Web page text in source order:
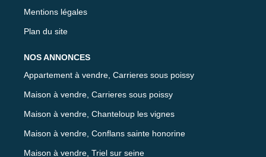
Mentions légales
Plan du site
NOS ANNONCES
Appartement à vendre, Carrieres sous poissy
Maison à vendre, Carrieres sous poissy
Maison à vendre, Chanteloup les vignes
Maison à vendre, Conflans sainte honorine
Maison à vendre, Triel sur seine